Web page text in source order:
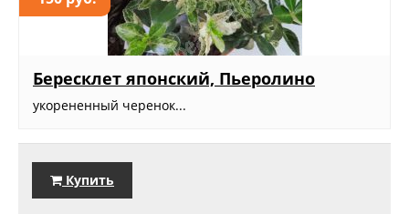
Бересклет японский, Пьеролино
укорененный черенок...
Купить